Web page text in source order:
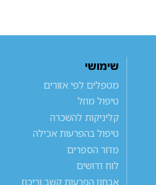
שימושי
מטפלים לפי אזורים
טיפול מוזל
קליניקות להשכרה
טיפול בהפרעות אכילה
מדור הספרים
לוח דרושים
אבחון הפרעות קשב וריכוז